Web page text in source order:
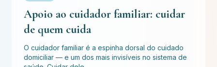
Apoio ao cuidador familiar: cuidar
de quem cuida
O cuidador familiar é a espinha dorsal do cuidado
domiciliar — e um dos mais invisíveis no sistema de